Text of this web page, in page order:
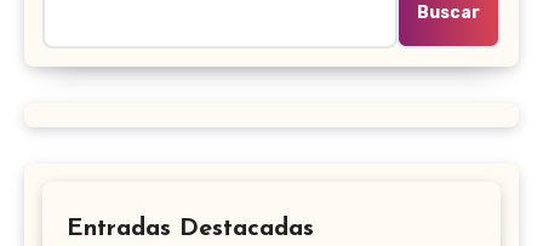
Buscar
Entradas Destacadas